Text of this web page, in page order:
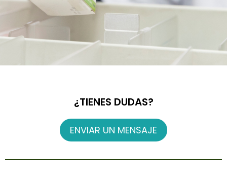
¿TIENES DUDAS?
ENVIAR UN MENSAJE